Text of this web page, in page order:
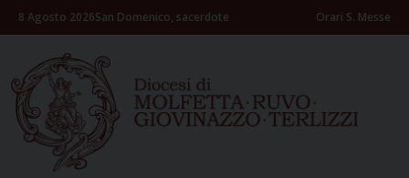
Skip8 Agosto 2026San Domenico, sacerdote Orari S. Messe